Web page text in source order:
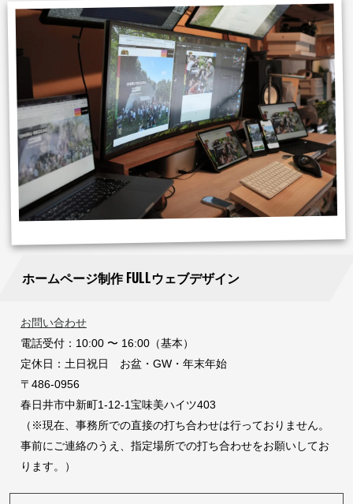
ホームページ制作 FULLウェブデザイン
お問い合わせ
電話受付：10:00 〜 16:00（基本）
定休日：土日祝日 お盆・GW・年末年始
〒486-0956
春日井市中新町1-12-1宝味美ハイツ403
（※現在、事務所での直接の打ち合わせは行っておりません。
事前にご連絡のうえ、指定場所での打ち合わせをお願いしてお
ります。）